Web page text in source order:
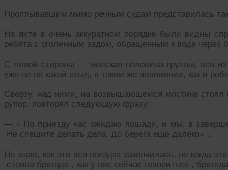
Проплывавшим мимо речным судам представилась
На яхте в очень аккуратном порядке были видны
ребята с оголенным задом, обращенным к воде через
С левой стороны — женская половина группы, вся
уже ни на какой стыд, в таком же положении, как и
Сверзу, над ними, на возвышающемся мостике
рупор, повторял следующую фразу:
— » По приезду нас ожидаю лошади, и мы, в
Не спешите делать дела. До берега еще далеко»…
Не знаю, как это вся поездка закончилась, но когда
стояла бригада , как у нас сейчас говориться ,